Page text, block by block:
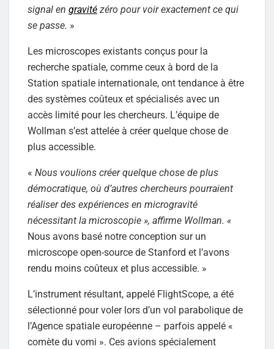
signal en gravité zéro pour voir exactement ce qui
se passe. »
Les microscopes existants conçus pour la
recherche spatiale, comme ceux à bord de la
Station spatiale internationale, ont tendance à être
des systèmes coûteux et spécialisés avec un
accès limité pour les chercheurs. L’équipe de
Wollman s’est attelée à créer quelque chose de
plus accessible.
« Nous voulions créer quelque chose de plus
démocratique, où d’autres chercheurs pourraient
réaliser des expériences en microgravité
nécessitant la microscopie », affirme Wollman. «
Nous avons basé notre conception sur un
microscope open-source de Stanford et l’avons
rendu moins coûteux et plus accessible. »
L’instrument résultant, appelé FlightScope, a été
sélectionné pour voler lors d’un vol parabolique de
l’Agence spatiale européenne – parfois appelé «
comète du vomi ». Ces avions spécialement